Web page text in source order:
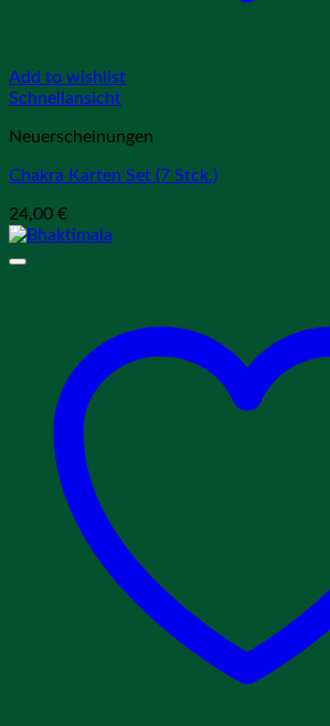
Add to wishlist
Schnellansicht
Neuerscheinungen
Chakra Karten Set (7 Stck.)
24,00 €